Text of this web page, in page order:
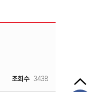
조회수 3438